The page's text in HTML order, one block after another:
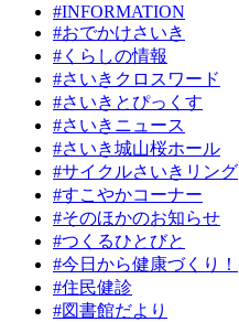
#INFORMATION
#おでかけさいき
#くらしの情報
#さいきクロスワード
#さいきとぴっくす
#さいきニュース
#さいき城山桜ホール
#サイクルさいきリング
#すこやかコーナー
#そのほかのお知らせ
#つくるひとびと
#今日から健康づくり！
#住民健診
#図書館だより